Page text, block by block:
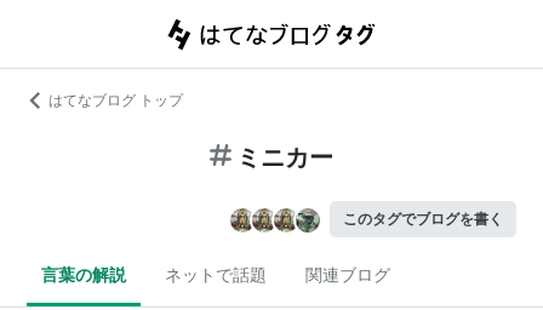
はてなブログ トップ
ミニカー
このタグでブログを書く
言葉の解説 ネットで話題 関連ブログ